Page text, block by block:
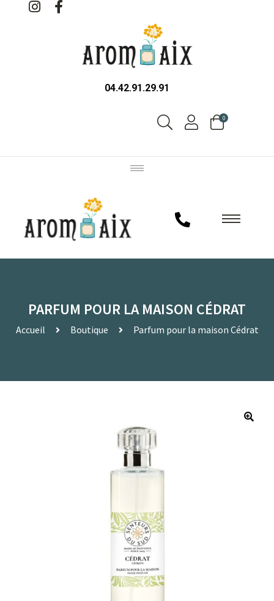
04.42.91.29.91
0
PARFUM POUR LA MAISON CÉDRAT
Accueil Boutique Parfum pour la maison Cédrat